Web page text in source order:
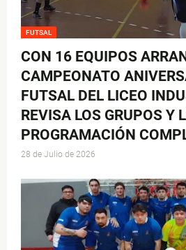
FUTSAL
CON 16 EQUIPOS
CAMPEONATO
FUTSAL DEL LICEO
REVISA LOS GRUPOS Y
PROGRAMACIÓN
28 de Julio de 2026